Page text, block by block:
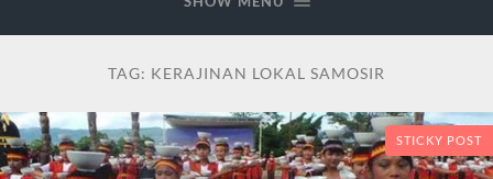
TAG: KERAJINAN LOKAL SAMOSIR
STICKY POST